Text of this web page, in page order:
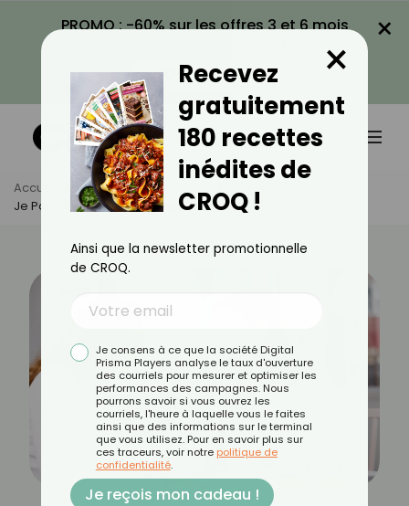
PROMO : -60% sur les offres 3 et 6 mois
VOIR LA PROMO
×
Accueil Actus
Psychologie
Je Parle Fort : Qu’est Ce Que Cela Dit De Moi ?
Recevez
gratuitement
180 recettes
inédites de
CROQ !
×
Ainsi que la newsletter promotionnelle
de CROQ.
Je consens à ce que la société Digital
Prisma Players analyse le taux d'ouverture
des courriels pour mesurer et optimiser les
performances des campagnes. Nous
pourrons savoir si vous ouvrez les
courriels, l'heure à laquelle vous le faites
ainsi que des informations sur le terminal
que vous utilisez. Pour en savoir plus sur
ces traceurs, voir notre politique de
confidentialité.
Je reçois mon cadeau !